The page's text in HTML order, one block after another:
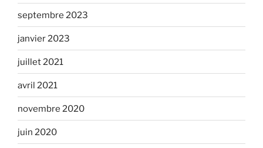
septembre 2023
janvier 2023
juillet 2021
avril 2021
novembre 2020
juin 2020